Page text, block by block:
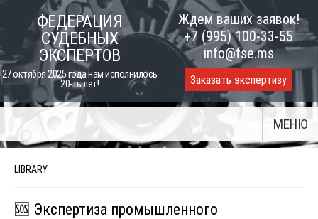
content
ФЕДЕРАЦИЯ
СУДЕБНЫХ
ЭКСПЕРТОВ
27 октября 2025 года нам исполнилось
20-ть лет!
Ждем ваших заявок!
+7 (995) 100-33-55
info@fse.ms
Заказать экспертизу
МЕНЮ
LIBRARY
🆘 Экспертиза промышленного